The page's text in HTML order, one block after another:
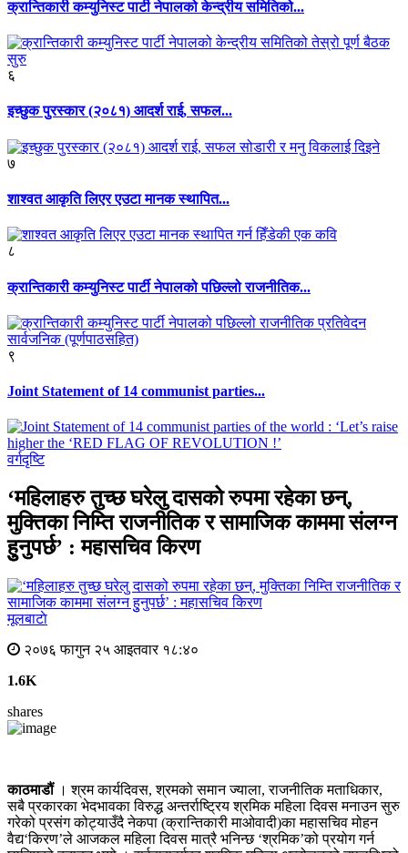
क्रान्तिकारी कम्युनिस्ट पार्टी नेपालको केन्द्रीय समितिको...
६
इच्छुक पुरस्कार (२०८१) आदर्श राई, सफल...
७
शाश्वत आकृति लिएर एउटा मानक स्थापित...
८
क्रान्तिकारी कम्युनिस्ट पार्टी नेपालको पछिल्लो राजनीतिक...
९
Joint Statement of 14 communist parties...
वर्गदृष्टि
‘महिलाहरु तुच्छ घरेलु दासको रुपमा रहेका छन्,
मुक्तिका निम्ति राजनीतिक र सामाजिक काममा संलग्न
हुुनुपर्छ’ : महासचिव किरण
मूलबाटाे
२०७६ फागुन २५ आइतवार १८:४०
1.6K
shares
काठमाडौं। श्रम कार्यदिवस, श्रमको समान ज्याला, राजनीतिक मताधिकार,
सबै प्रकारका भेदभावका विरुद्ध अन्तर्राष्ट्रिय श्रमिक महिला दिवस मनाउन सुरु
गरेको प्रसंग कोट्याउँदै नेकपा (क्रान्तिकारी माओवादी)का महासचिव मोहन
वैद्य‘किरण’ले आजकल महिला दिवस मात्रै भनिन्छ ‘श्रमिक’को प्रयोग गर्न